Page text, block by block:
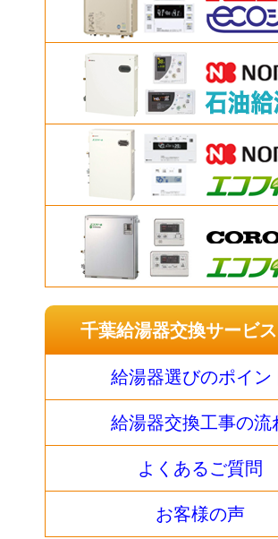
千葉給湯器交換サービス
給湯器選びのポイン
給湯器交換工事の流
よくあるご質問
お客様の声